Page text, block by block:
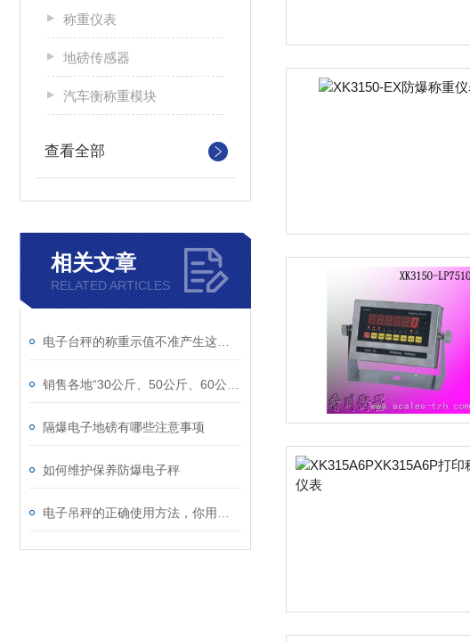
称重仪表
地磅传感器
汽车衡称重模块
查看全部
相关文章
RELATED ARTICLES
隔爆电子地磅有哪些注意事项
如何维护保养防爆电子秤